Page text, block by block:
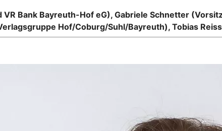
Bank Bayreuth-Hof eG), Gabriele Schnetter
Hof/Coburg/Suhl/Bayreuth), Tobias